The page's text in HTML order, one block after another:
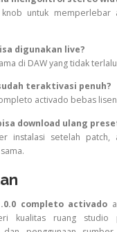
untuk memperlebar
digunakan live?
di DAW yang tidak
teraktivasi penuh?
activado bebas
download ulang
instalasi setelah patch,
completo activado
kualitas ruang studio